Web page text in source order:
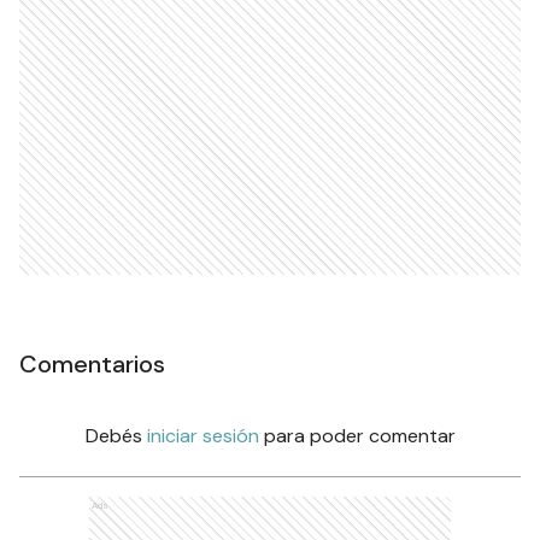
Comentarios
Debés iniciar sesión para poder comentar
Ads